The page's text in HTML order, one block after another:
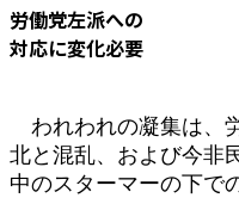
労働党左派への
対応に変化必要
われわれの凝集は、
北と混乱、および今非
中のスターマーの下で